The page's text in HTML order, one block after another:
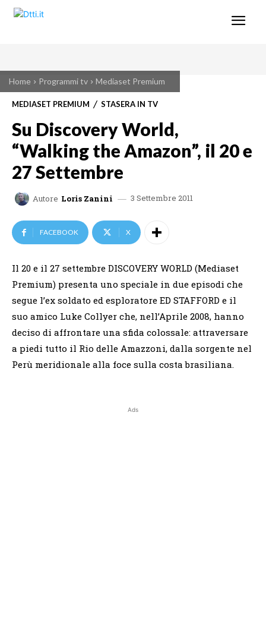
Home Programmi tv Mediaset Premium
MEDIASET PREMIUM STASERA IN TV
Su Discovery World,
“Walking the Amazon”, il 20 e
27 Settembre
Autore Loris Zanini 3 Settembre 2011
FACEBOOK X
Il 20 e il 27 settembre DISCOVERY WORLD (Mediaset
Premium) presenta uno speciale in due episodi che
segue l’ex soldato ed esploratore ED STAFFORD e il
suo amico Luke Collyer che, nell’Aprile 2008, hanno
deciso di affrontare una sfida colossale: attraversare
a piedi tutto il Rio delle Amazzoni, dalla sorgente nel
Perù meridionale alla foce sulla costa brasiliana.
Ads